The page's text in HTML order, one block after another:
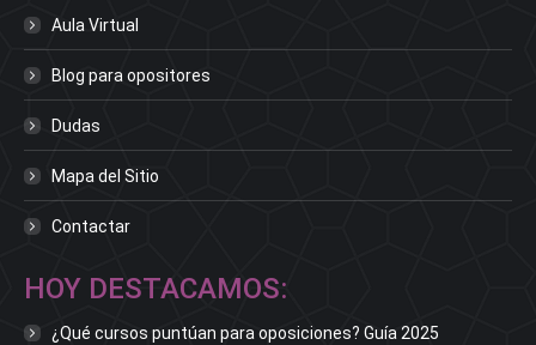
Aula Virtual
Blog para opositores
Dudas
Mapa del Sitio
Contactar
HOY DESTACAMOS:
¿Qué cursos puntúan para oposiciones? Guía 2025